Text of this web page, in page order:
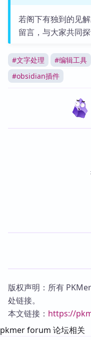
若阁下有独到的见
留言，与大家共同探
#文字处理 #编辑工具
#obsidian插件
版权声明：所有
处链接。
本文链接： https://
pkmer forum 论坛相关